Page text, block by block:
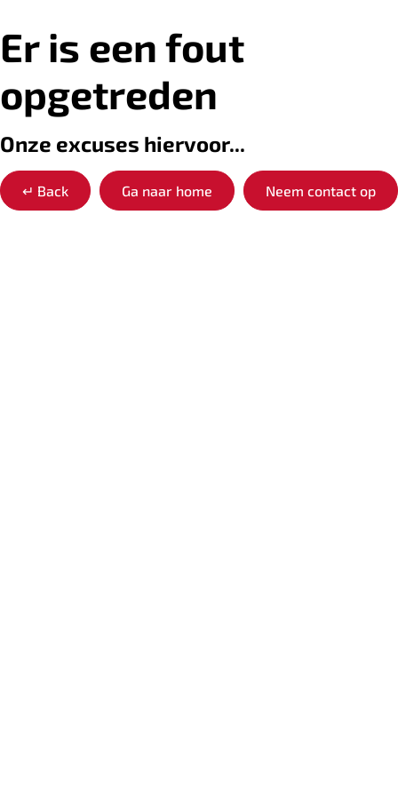
Er is een fout
opgetreden
Onze excuses hiervoor...
↵ Back Ga naar home Neem contact op